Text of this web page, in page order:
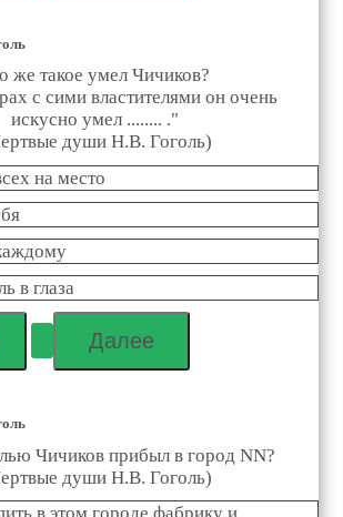
же такое умел Чичиков?
с сими властителями он очень
искусно умел ........ ."
души Н.В. Гоголь)
на место
в глаза
Чичиков прибыл в город NN?
души Н.В. Гоголь)